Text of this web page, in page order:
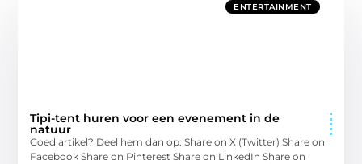
ENTERTAINMENT
Tipi-tent huren voor een evenement in de
natuur
Goed artikel? Deel hem dan op: Share on X (Twitter) Share on
Facebook Share on Pinterest Share on LinkedIn Share on